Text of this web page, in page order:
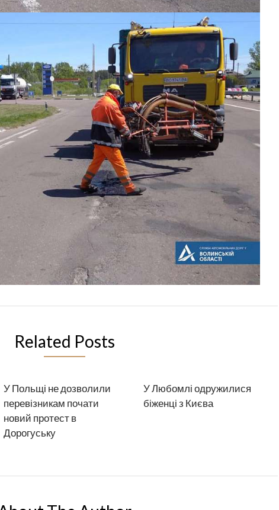
Related Posts
У Польщі не дозволили
перевізникам почати
новий протест в
Дорогуську
У Любомлі одружилися
біженці з Києва